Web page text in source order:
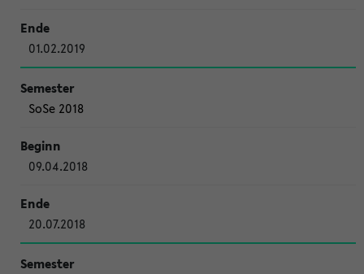
01.02.2019
SoSe 2018
09.04.2018
20.07.2018